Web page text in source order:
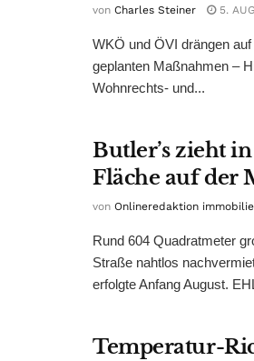
von Charles Steiner 5.
WKÖ und ÖVI drängen
geplanten Maßnahmen –
Wohnrechts- und...
Butler’s zieht
Fläche auf der
von Onlineredaktion
Rund 604 Quadratmeter
Straße nahtlos
erfolgte Anfang August.
Temperatur-